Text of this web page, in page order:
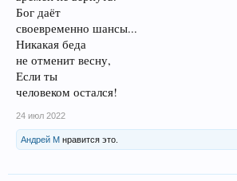
Бог даёт
своевременно шансы...
Никакая беда
не отменит весну,
Если ты
человеком остался!
24 июл 2022
Андрей М нравится это.